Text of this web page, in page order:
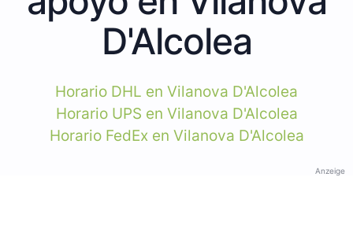
D'Alcolea
Horario DHL en Vilanova D'Alcolea
Horario UPS en Vilanova D'Alcolea
Horario FedEx en Vilanova D'Alcolea
Anzeige